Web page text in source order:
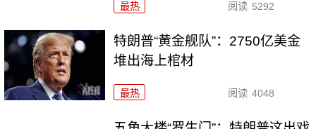
最热 阅读 5292
特朗普“黄金舰队”：2750亿美金
堆出海上棺材
最热 阅读 4048